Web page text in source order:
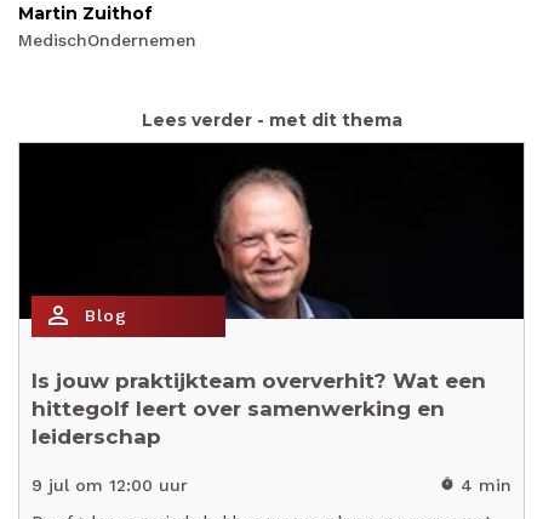
Martin Zuithof
MedischOndernemen
Lees verder - met dit thema
person_outline Blog
Is jouw praktijkteam oververhit? Wat een
hittegolf leert over samenwerking en
leiderschap
9 jul om 12:00 uur timer 4 min